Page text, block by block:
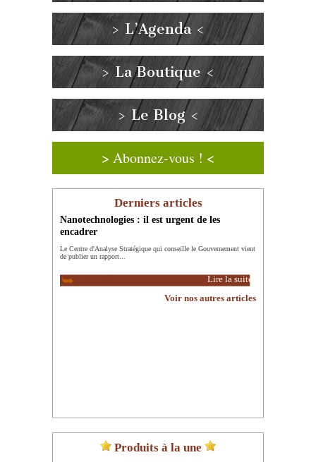
> L’Agenda <
> La Boutique <
> Le Blog <
> Abonnez-vous ! <
Derniers articles
Nanotechnologies : il est urgent de les
encadrer
Le Centre d'Analyse Stratégique qui conseille le Gouvernement vient
de publier un rapport...
Lire la suite
Voir nos autres articles
Produits à la une